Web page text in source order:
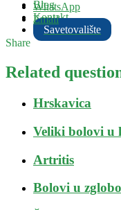
Blog
Kontakt
Savetovalište
WhatsApp
Email
Share
Related
Hrskavica
Veliki bolovi u
Artritis
Bolovi u